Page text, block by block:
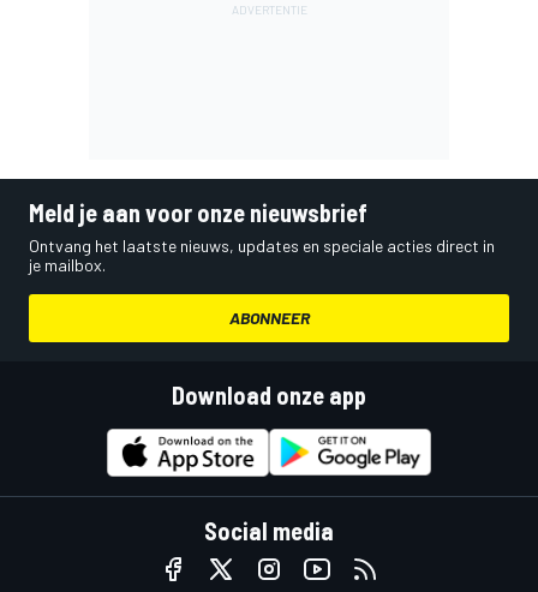
Meld je aan voor onze nieuwsbrief
Ontvang het laatste nieuws, updates en speciale acties direct in
je mailbox.
ABONNEER
Download onze app
Social media